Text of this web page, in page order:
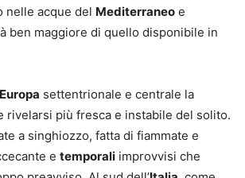
nelle acque del Mediterraneo e
ben maggiore di quello disponibile in
Europa settentrionale e centrale la
rivelarsi più fresca e instabile del solito.
a singhiozzo, fatta di fiammate e
e temporali improvvisi che